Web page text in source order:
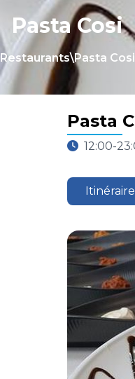
Pasta Cosi
Restaurants\Pasta Cosi
Pasta
12:00-
Itinéraire